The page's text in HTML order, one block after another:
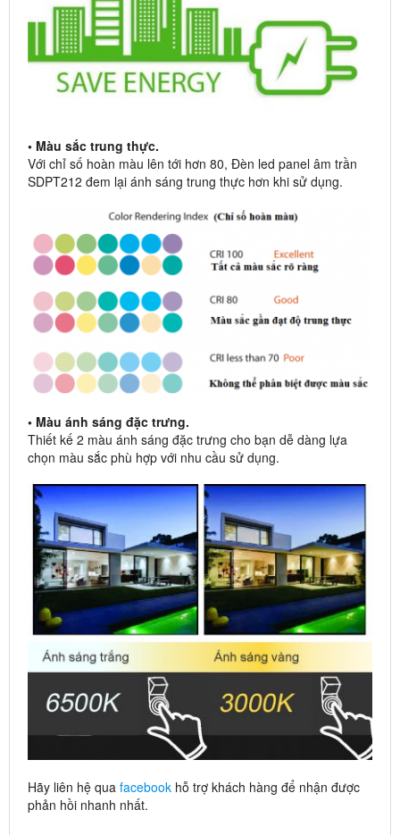
• Màu sắc trung thực.
Với chỉ số hoàn màu lên tới hơn 80, Đèn led panel âm trần
SDPT212 đem lại ánh sáng trung thực hơn khi sử dụng.
• Màu ánh sáng đặc trưng.
Thiết kế 2 màu ánh sáng đặc trưng cho bạn dễ dàng lựa
chọn màu sắc phù hợp với nhu cầu sử dụng.
Hãy liên hệ qua facebook hỗ trợ khách hàng để nhận được
phản hồi nhanh nhất.